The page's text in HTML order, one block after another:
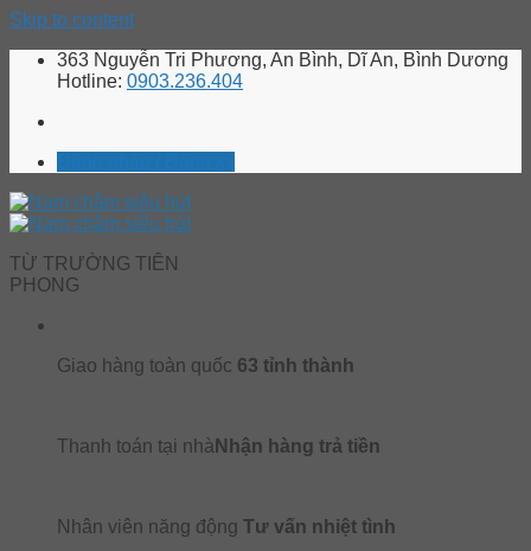
Skip to content
363 Nguyễn Tri Phương, An Bình, Dĩ An, Bình Dương
Hotline: 0903.236.404
TỪ TRƯỜNG TIÊN
PHONG
Giao hàng toàn quốc 63 tỉnh thành
Thanh toán tại nhà Nhận hàng trả tiền
Nhân viên năng động Tư vấn nhiệt tình